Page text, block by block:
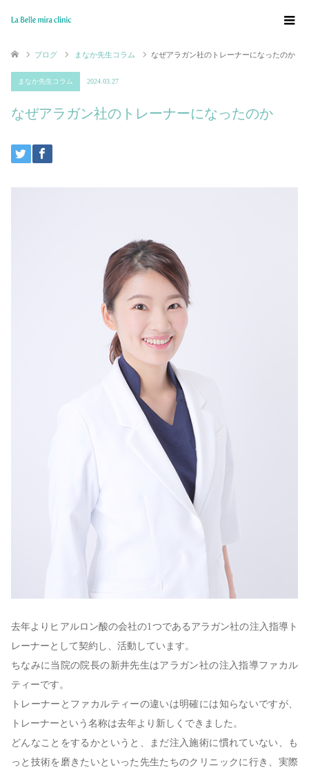
ブログ まなか先生コラム なぜアラガン社のトレーナーになったのか
まなか先生コラム 2024.03.27
なぜアラガン社のトレーナーになったのか
去年よりヒアルロン酸の会社の1つであるアラガン社の注入指導ト
レーナーとして契約し、活動しています。
ちなみに当院の院長の新井先生はアラガン社の注入指導ファカル
ティーです。
トレーナーとファカルティーの違いは明確には知らないですが、
トレーナーという名称は去年より新しくできました。
どんなことをするかというと、まだ注入施術に慣れていない、も
っと技術を磨きたいといった先生たちのクリニックに行き、実際